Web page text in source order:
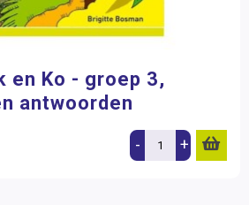
en Ko - groep 3,
antwoorden
- +